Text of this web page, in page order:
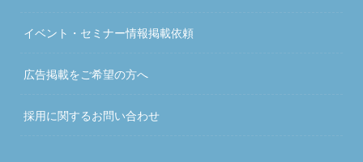
イベント・セミナー情報掲載依頼
広告掲載をご希望の方へ
採用に関するお問い合わせ